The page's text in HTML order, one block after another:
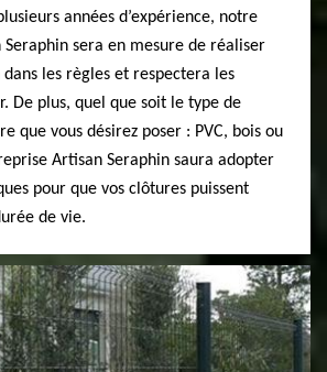
années d’expérience, notre
sera en mesure de réaliser
les règles et respectera les
De plus, quel que soit le type de
que vous désirez poser : PVC, bois ou
Artisan Seraphin saura adopter
pour que vos clôtures puissent
de vie.